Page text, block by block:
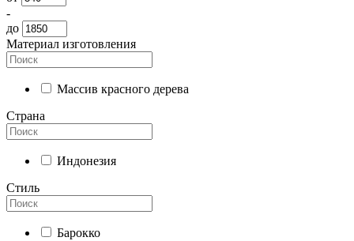
-
до
Материал изготовления
Массив красного дерева
Страна
Индонезия
Стиль
Барокко